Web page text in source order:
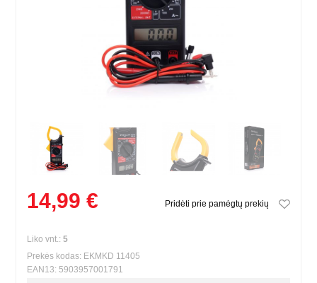
14,99 € Pridėti prie pamėgtų prekių
Liko vnt.:5
Prekės kodas: EKMKD 11405
EAN13: 5903957001791